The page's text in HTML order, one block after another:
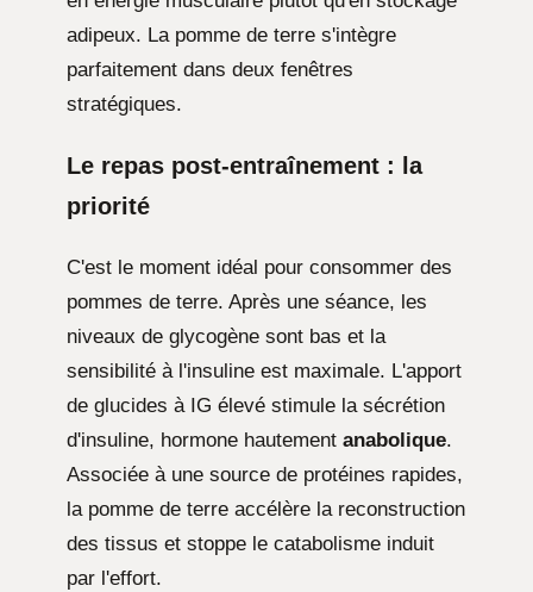
adipeux. La pomme de terre s'intègre
parfaitement dans deux fenêtres
stratégiques.
Le repas post-entraînement : la
priorité
C'est le moment idéal pour consommer des
pommes de terre. Après une séance, les
niveaux de glycogène sont bas et la
sensibilité à l'insuline est maximale. L'apport
de glucides à IG élevé stimule la sécrétion
d'insuline, hormone hautement anabolique.
Associée à une source de protéines rapides,
la pomme de terre accélère la reconstruction
des tissus et stoppe le catabolisme induit
par l'effort.